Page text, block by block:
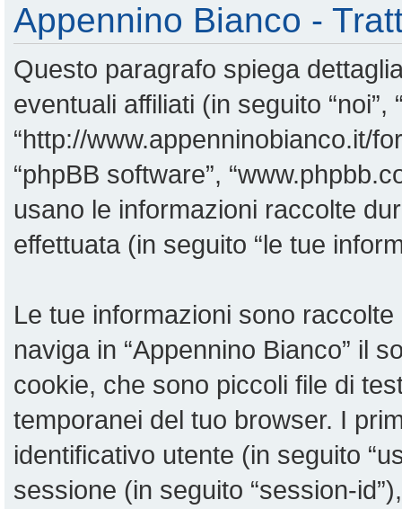
Appennino Bianco -
Questo paragrafo spiega
eventuali affiliati (in seguito “noi”,
“http://www.appenninobianco.it/
“phpBB software”,
usano le informazioni raccolte
effettuata (in seguito “le tue
Le tue informazioni sono
naviga in “Appennino Bianco” il
cookie, che sono piccoli file di
temporanei del tuo browser. I
identificativo utente (in seguito
sessione (in seguito “session-